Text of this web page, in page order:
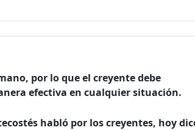
por lo que el creyente debe
efectiva en cualquier situación.
habló por los creyentes, hoy